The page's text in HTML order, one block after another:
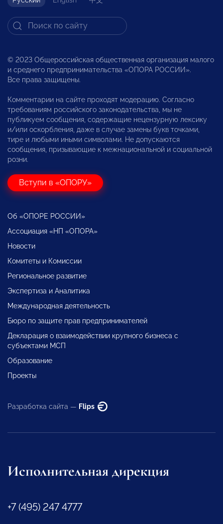
© 2023 Общероссийская общественная организация малого
и среднего предпринимательства «ОПОРА РОССИИ».
Все права защищены.
Комментарии на сайте проходят модерацию. Согласно
требованиям российского законодательства, мы не
публикуем сообщения, содержащие нецензурную лексику
и/или оскорбления, даже в случае замены букв точками,
тире и любыми иными символами. Не допускаются
сообщения, призывающие к межнациональной и социальной
розни.
Вступи в «ОПОРУ»
Об «ОПОРЕ РОССИИ»
Ассоциация «НП «ОПОРА»
Новости
Комитеты и Комиссии
Региональное развитие
Экспертиза и Аналитика
Международная деятельность
Бюро по защите прав предпринимателей
Декларация о взаимодействии крупного бизнеса с
субъектами МСП
Образование
Проекты
Разработка сайта — Flips
Исполнительная дирекция
+7 (495) 247 4777